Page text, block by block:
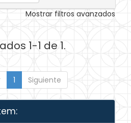
Mostrar filtros avanzados
1-1 de 1.
1 Siguiente